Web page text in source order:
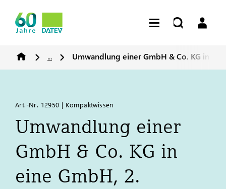
... Umwandlung einer GmbH & Co. KG in
Art.-Nr. 12950 | Kompaktwissen
Umwandlung einer
GmbH & Co. KG in
eine GmbH, 2.